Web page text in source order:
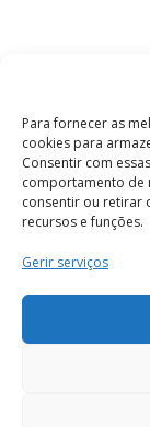
Para fornecer as
cookies para
Consentir com
comportamento de
consentir ou retirar
recursos e funções.
Gerir serviços
Termos e
os direitos